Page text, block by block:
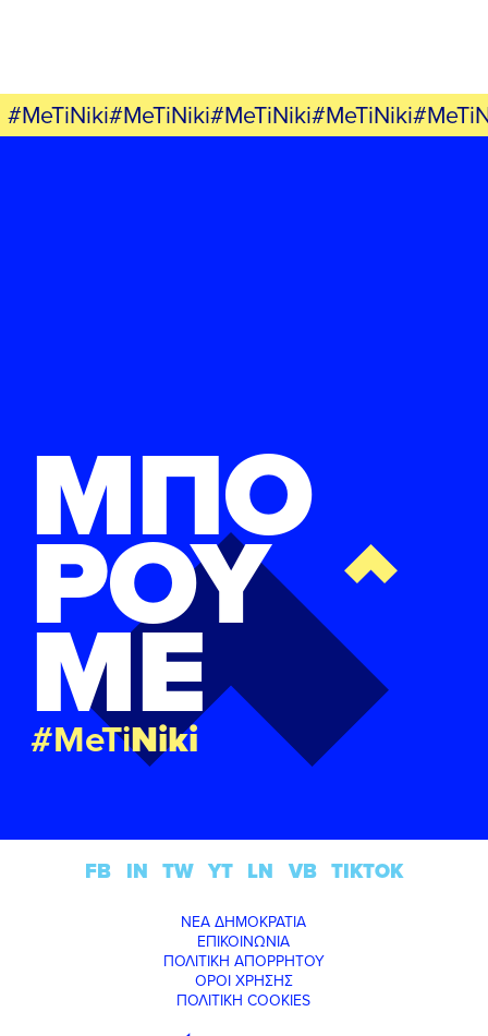
ΜΠΟ
ΡΟΥ
ΜΕ
#MeTiNiki
ΝΕΑ ΔΗΜΟΚΡΑΤΙΑ
ΕΠΙΚΟΙΝΩΝΙΑ
ΠΟΛΙΤΙΚΗ ΑΠΟΡΡΗΤΟΥ
ΟΡΟΙ ΧΡΗΣΗΣ
ΠΟΛΙΤΙΚΗ COOKIES
FB IN TW YT LN VB TIKTOK